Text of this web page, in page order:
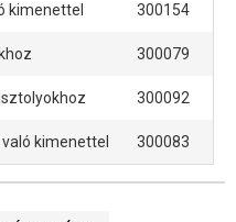
kimenettel 300154
300079
300092
kimenettel 300083